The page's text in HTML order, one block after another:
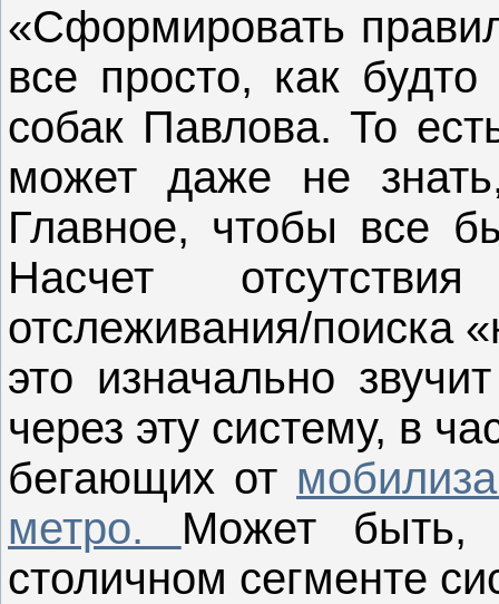
«Сформировать
все просто, как
собак Павлова. То
может даже не
Главное, чтобы все
Насчет
отслеживания/поиска
это изначально
через эту систему, в
бегающих от
метро. Может быть,
столичном сегменте